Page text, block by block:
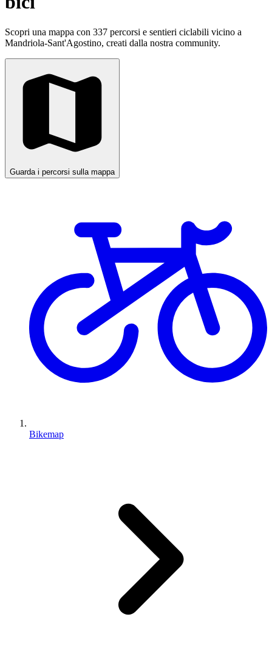
Scopri una mappa con 337 percorsi e sentieri ciclabili vicino a
Mandriola-Sant'Agostino, creati dalla nostra community.
Guarda i percorsi sulla mappa
Bikemap